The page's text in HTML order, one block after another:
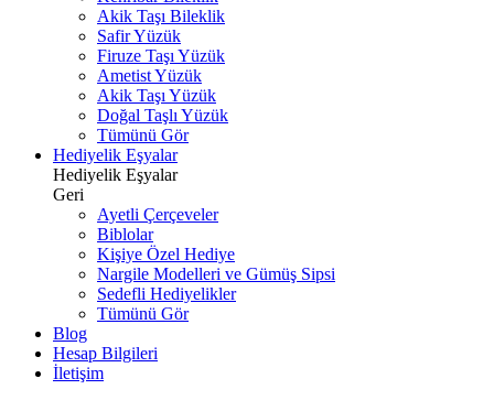
Akik Taşı Bileklik
Safir Yüzük
Firuze Taşı Yüzük
Ametist Yüzük
Akik Taşı Yüzük
Doğal Taşlı Yüzük
Tümünü Gör
Hediyelik Eşyalar
Hediyelik Eşyalar
Geri
Ayetli Çerçeveler
Biblolar
Kişiye Özel Hediye
Nargile Modelleri ve Gümüş Sipsi
Sedefli Hediyelikler
Tümünü Gör
Blog
Hesap Bilgileri
İletişim